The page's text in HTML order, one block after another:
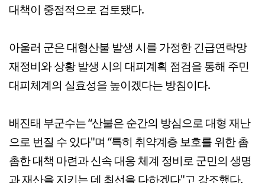
대책이 중점적으로 검토됐다.
아울러 군은 대형산불 발생 시를 가정한 긴급연락망
재정비와 상황 발생 시의 대피계획 점검을 통해 주민
대피체계의 실효성을 높이겠다는 방침이다.
배진태 부군수는 “산불은 순간의 방심으로 대형 재난
으로 번질 수 있다"며 “특히 취약계층 보호를 위한 촘
촘한 대책 마련과 신속 대응 체계 정비로 군민의 생명
과 재산을 지키는 데 최선을 다하겠다"고 강조했다.